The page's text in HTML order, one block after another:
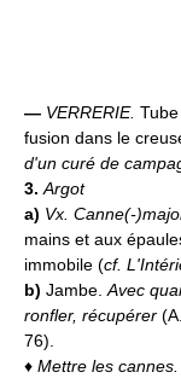
— VERRERIE.
fusion dans le
d'un curé de
3.Argot
a) Vx. Canne(-
mains et aux
immobile (cf.
b) Jambe.Avec
ronfler, récupérer
76).
♦ Mettre les cannes.